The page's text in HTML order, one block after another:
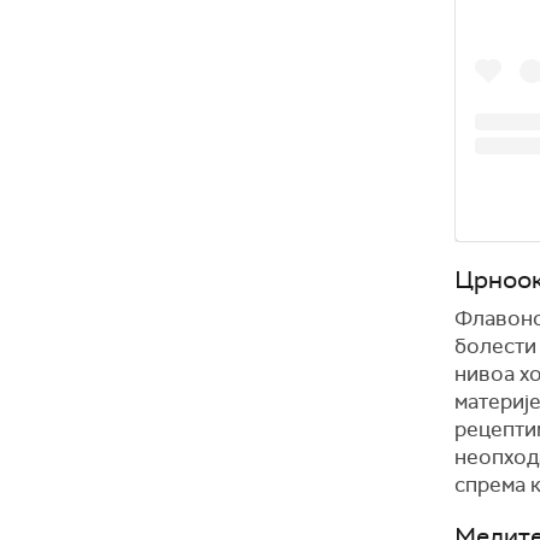
нивоа
спрема